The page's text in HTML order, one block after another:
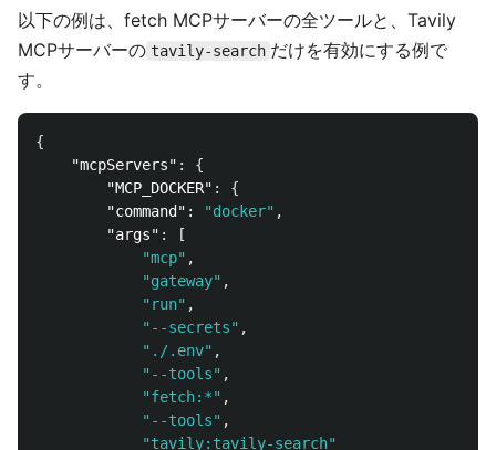
以下の例は、fetch MCPサーバーの全ツールと、Tavily
MCPサーバーの tavily-search だけを有効にする例で
す。
{
"mcpServers" :
{
"MCP_DOCKER" :
{
"command" : "docker" ,
"args" :
[
"mcp" ,
"gateway" ,
"run" ,
"--secrets" ,
"./.env" ,
"--tools" ,
"fetch:*" ,
"--tools" ,
"tavily:tavily-search"